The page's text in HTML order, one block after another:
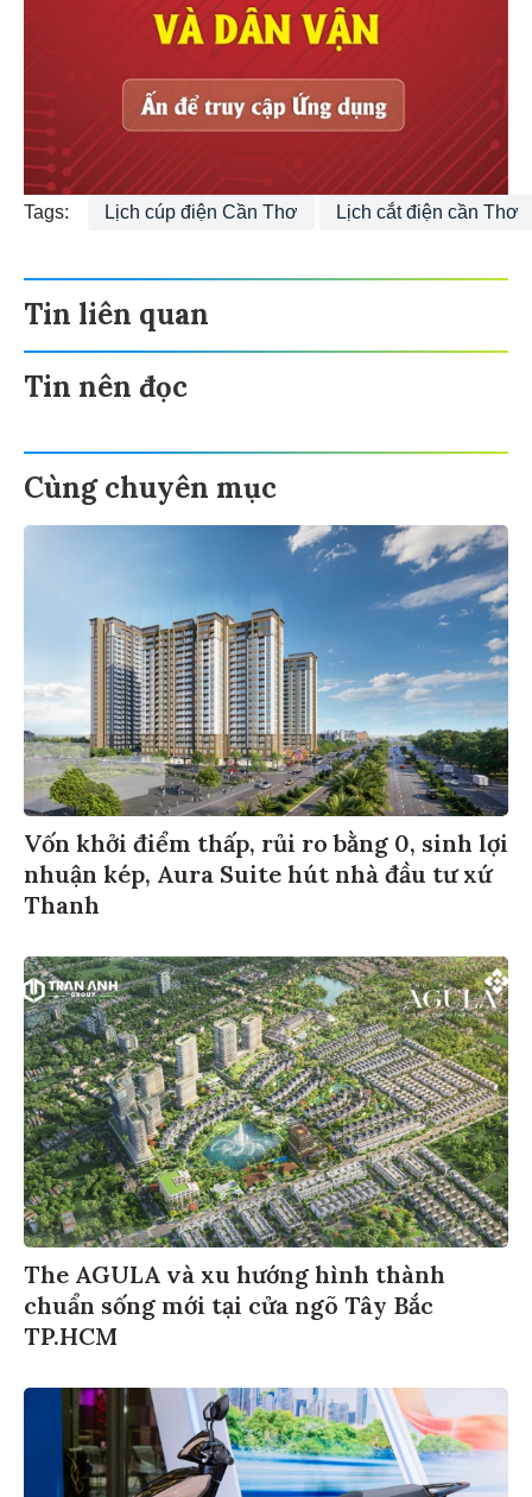
Tags: Lịch cúp điện Cần Thơ Lịch cắt điện cần Thơ
Tin liên quan
Tin nên đọc
Cùng chuyên mục
Vốn khởi điểm thấp, rủi ro bằng 0, sinh lợi
nhuận kép, Aura Suite hút nhà đầu tư xứ
Thanh
The AGULA và xu hướng hình thành
chuẩn sống mới tại cửa ngõ Tây Bắc
TP.HCM